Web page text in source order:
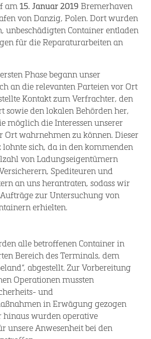
am 15. Januar 2019 Bremerhaven
von Danzig, Polen. Dort wurden
unbeschädigten Container entladen
für die Reparaturarbeiten an
Phase begann unser
an die relevanten Parteien vor Ort
Kontakt zum Verfrachter, den
sowie den lokalen Behörden her,
möglich die Interessen unserer
Ort wahrnehmen zu können. Dieser
lohnte sich, da in den kommenden
von Ladungseigentümern
Spediteuren und
an uns herantraten, sodass wir
zur Untersuchung von
erhielten.
alle betroffenen Container in
Bereich des Terminals, dem
abgestellt. Zur Vorbereitung
Operationen mussten
und
in Erwägung gezogen
hinaus wurden operative
unsere Anwesenheit bei den